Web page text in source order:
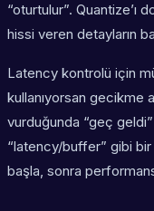
“oturtulur”. Quantize’ı
hissi veren detayların
Latency kontrolü için
kullanıyorsan gecikme
vurduğunda “geç
“latency/buffer” gibi
başla, sonra